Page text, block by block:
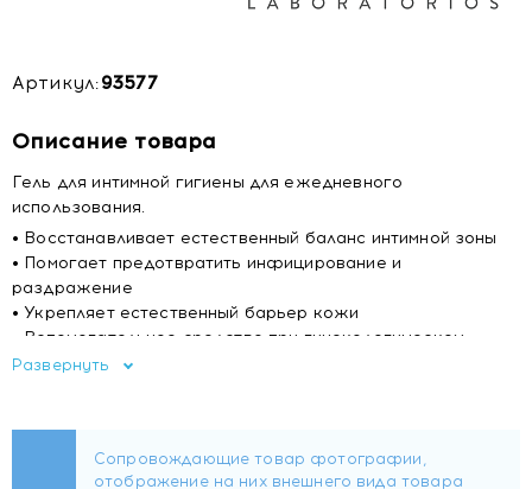
Артикул:93577
Описание товара
Гель для интимной гигиены для ежедневного
использования.
• Восстанавливает естественный баланс интимной зоны
• Помогает предотвратить инфицирование и
раздражение
• Укрепляет естественный барьер кожи
• Вспомогательное средство при гинекологическом
лечении
Обеспечивает нежную гигиену, глубоко очищает, не
Развернуть